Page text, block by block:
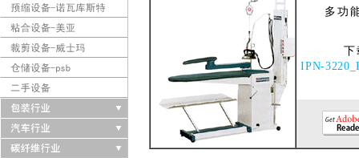
多功
下
IPN-